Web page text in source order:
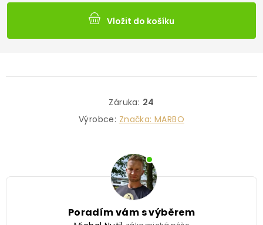
Vložit do košíku
Záruka: 24
Výrobce: Značka: MARBO
Poradím vám s výběrem